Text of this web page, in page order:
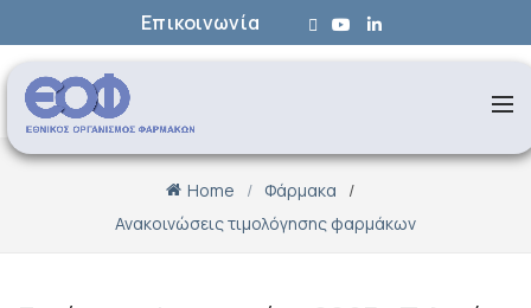
Επικοινωνία
Home
Φάρμακα
Ανακοινώσεις τιμολόγησης φαρμάκων